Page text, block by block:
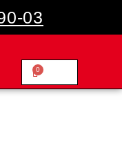
03
0.00
0
Cart